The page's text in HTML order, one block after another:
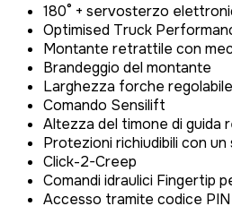
180° + servosterzo
Optimised Truck
Montante retrattile con
Brandeggio del montante
Larghezza forche regolabile
Comando Sensilift
Altezza del timone di guida
Protezioni richiudibili con
Click-2-Creep
Comandi idraulici Fingertip
Accesso tramite codice PIN